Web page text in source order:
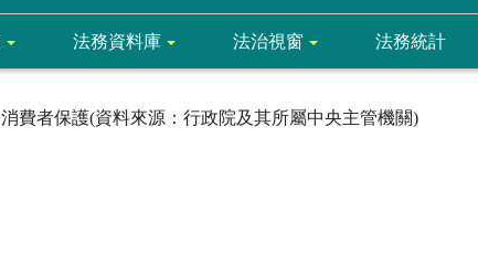
法務資料庫 法治視窗 法務統計
消費者保護(資料來源：行政院及其所屬中央主管機關)